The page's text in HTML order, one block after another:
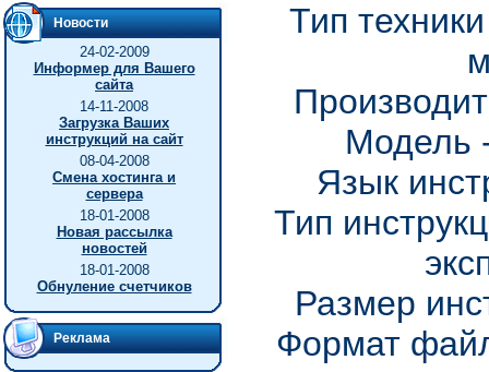
Новости
24-02-2009
Информер для Вашего
сайта
14-11-2008
Загрузка Ваших
инструкций на сайт
08-04-2008
Смена хостинга и
сервера
18-01-2008
Новая рассылка
новостей
18-01-2008
Обнуление счетчиков
Реклама
Тип
Модель
Язык
Тип
Размер
Формат